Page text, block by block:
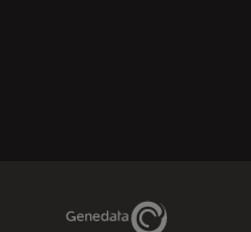
Genedata Link